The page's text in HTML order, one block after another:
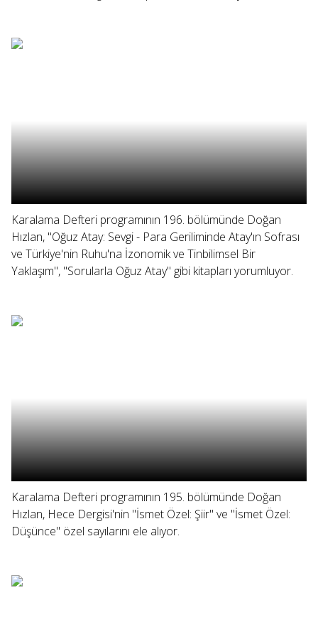
Karalama Defteri programının 196. bölümünde Doğan
Hızlan, "Oğuz Atay: Sevgi - Para Geriliminde Atay'ın Sofrası
ve Türkiye'nin Ruhu'na İzonomik ve Tinbilimsel Bir
Yaklaşım", "Sorularla Oğuz Atay" gibi kitapları yorumluyor.
Karalama Defteri programının 195. bölümünde Doğan
Hızlan, Hece Dergisi'nin "İsmet Özel: Şiir" ve "İsmet Özel:
Düşünce" özel sayılarını ele alıyor.